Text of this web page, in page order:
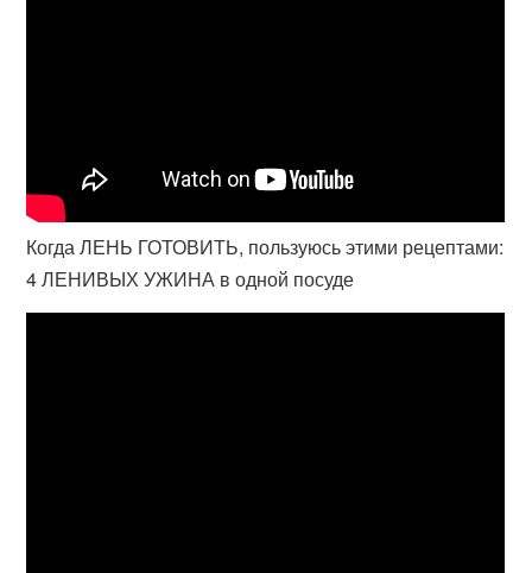
Когда ЛЕНЬ ГОТОВИТЬ, пользуюсь этими рецептами:
4 ЛЕНИВЫХ УЖИНА в одной посуде